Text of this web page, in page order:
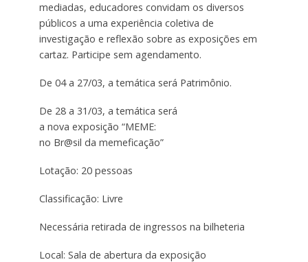
mediadas, educadores convidam os diversos
públicos a uma experiência coletiva de
investigação e reflexão sobre as exposições em
cartaz. Participe sem agendamento.
De 04 a 27/03, a temática será Patrimônio.
De 28 a 31/03, a temática será
a nova exposição “MEME:
no Br@sil da memeficação”
Lotação: 20 pessoas
Classificação: Livre
Necessária retirada de ingressos na bilheteria
Local: Sala de abertura da exposição